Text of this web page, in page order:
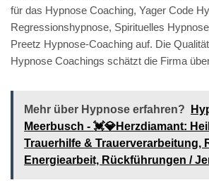
für das Hypnose Coaching, Yager Code
Regressionshypnose, Spirituelles
Preetz Hypnose-Coaching auf. Die
Hypnose Coachings schätzt die Firma
Mehr über Hypnose erfahren?
Meerbusch - 💓️💎Herzdiamant:
Trauerhilfe & Trauerverarbeitung,
Energiearbeit, Rückführungen /